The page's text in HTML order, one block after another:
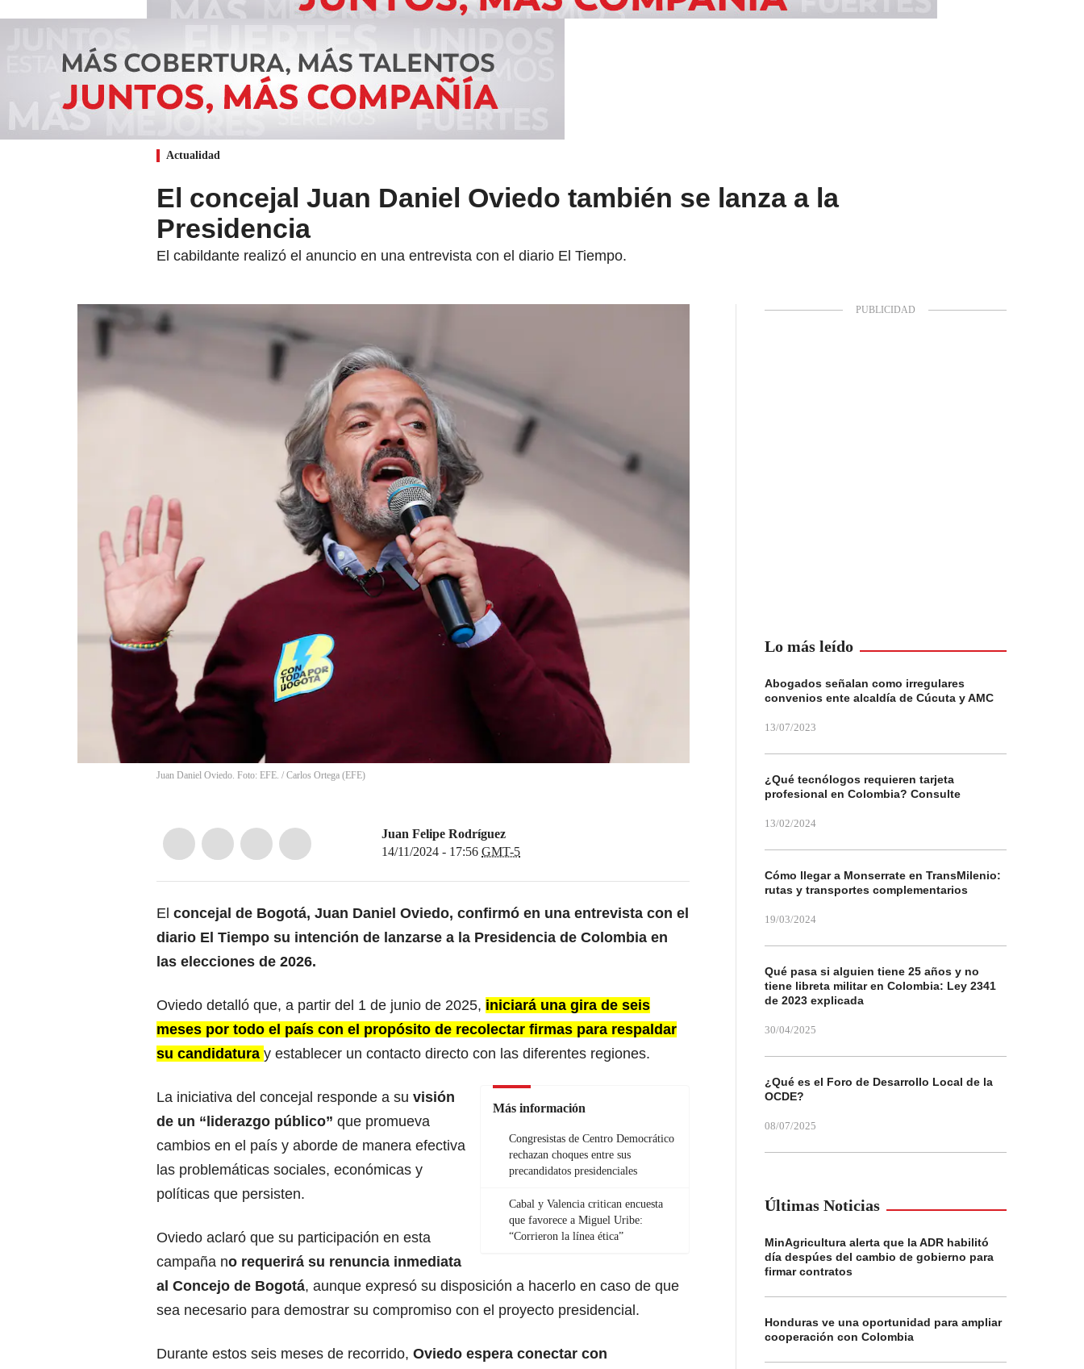
Actualidad
El concejal Juan Daniel Oviedo también se lanza a la
Presidencia
El cabildante realizó el anuncio en una entrevista con el diario El Tiempo.
Juan Daniel Oviedo. Foto: EFE. / Carlos Ortega (EFE)
Juan Felipe Rodríguez
14/11/2024 - 17:56 GMT-5
El concejal de Bogotá, Juan Daniel Oviedo, confirmó en una entrevista con el
diario El Tiempo su intención de lanzarse a la Presidencia de Colombia en
las elecciones de 2026.
Oviedo detalló que, a partir del 1 de junio de 2025, iniciará una gira de seis
meses por todo el país con el propósito de recolectar firmas para respaldar
su candidatura y establecer un contacto directo con las diferentes regiones.
Más información
Congresistas de Centro Democrático
rechazan choques entre sus
precandidatos presidenciales
Cabal y Valencia critican encuesta
que favorece a Miguel Uribe:
“Corrieron la línea ética”
La iniciativa del concejal responde a su visión
de un “liderazgo público” que promueva
cambios en el país y aborde de manera efectiva
las problemáticas sociales, económicas y
políticas que persisten.
Oviedo aclaró que su participación en esta
campaña no requerirá su renuncia inmediata
al Concejo de Bogotá, aunque expresó su disposición a hacerlo en caso de que
sea necesario para demostrar su compromiso con el proyecto presidencial.
Durante estos seis meses de recorrido, Oviedo espera conectar con
Lo más leído
Abogados señalan como irregulares
convenios ente alcaldía de Cúcuta y AMC
13/07/2023
¿Qué tecnólogos requieren tarjeta
profesional en Colombia? Consulte
13/02/2024
Cómo llegar a Monserrate en TransMilenio:
rutas y transportes complementarios
19/03/2024
Qué pasa si alguien tiene 25 años y no
tiene libreta militar en Colombia: Ley 2341
de 2023 explicada
30/04/2025
¿Qué es el Foro de Desarrollo Local de la
OCDE?
08/07/2025
Últimas Noticias
MinAgricultura alerta que la ADR habilitó
día despúes del cambio de gobierno para
firmar contratos
Honduras ve una oportunidad para ampliar
cooperación con Colombia